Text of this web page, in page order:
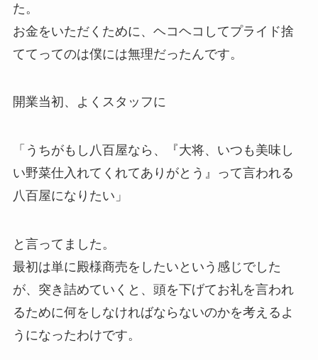
た。
お金をいただくために、ヘコヘコしてプライド捨
ててってのは僕には無理だったんです。
開業当初、よくスタッフに
「うちがもし八百屋なら、『大将、いつも美味し
い野菜仕入れてくれてありがとう』って言われる
八百屋になりたい」
と言ってました。
最初は単に殿様商売をしたいという感じでした
が、突き詰めていくと、頭を下げてお礼を言われ
るために何をしなければならないのかを考えるよ
うになったわけです。